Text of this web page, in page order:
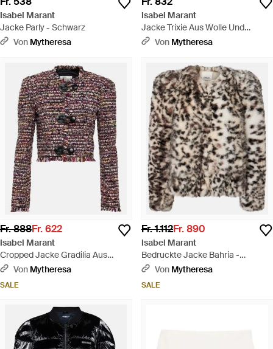
Isabel Marant
Jacke Parly - Schwarz
Von Mytheresa
Isabel Marant
Jacke Trixie Aus Wolle Und
Cashmere - Schwarz
Von Mytheresa
Fr. 888Fr. 622
Isabel Marant
Cropped Jacke Gradilia Aus
Wollgemisch - Lila
Von Mytheresa
SALE
Fr. 1.112Fr. 890
Isabel Marant
Bedruckte Jacke Bahria -
Mehrfarbig
Von Mytheresa
SALE